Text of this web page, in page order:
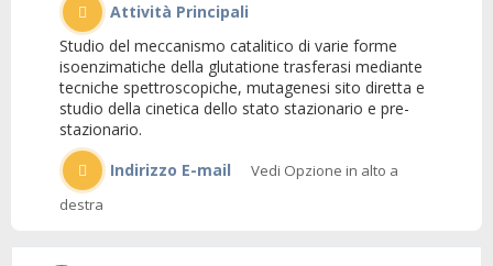
Attività Principali
Studio del meccanismo catalitico di varie forme
isoenzimatiche della glutatione trasferasi mediante
tecniche spettroscopiche, mutagenesi sito diretta e
studio della cinetica dello stato stazionario e pre-
stazionario.
Indirizzo E-mail
Vedi Opzione in alto a
destra